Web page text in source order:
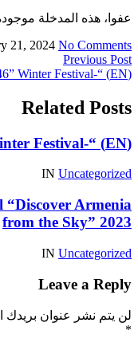
عفوا، هذه المدخلة
21, 2024 No Comments
Previous Post
(EN) “-46” Winter Festival
Related Posts
(EN) “-46” Winter Festival
IN Uncategorized
Armenia
from the Sky” 2023
IN Uncategorized
Leave a Reply
لن يتم نشر عنوان بريدك
*